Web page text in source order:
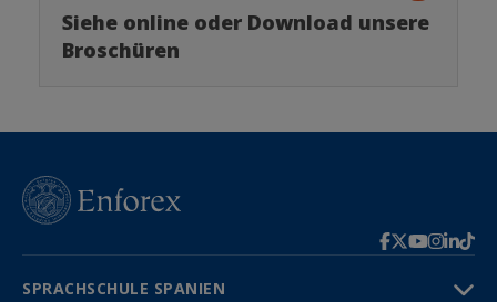
Siehe online oder Download unsere
Broschüren
SPRACHSCHULE SPANIEN